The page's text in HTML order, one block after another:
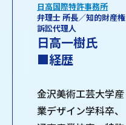
日高国際特許事務所
弁理士 所長／知的財産権
訴訟代理人
日高一樹氏
■経歴
金沢美術工芸大学産
業デザイン学科卒、